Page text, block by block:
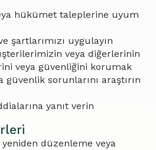
hükümet taleplerine uyum
şartlarımızı uygulayın
veya diğerlerinin
veya güvenliğini korumak
güvenlik sorunlarını araştırın
yanıt verin
düzenleme veya